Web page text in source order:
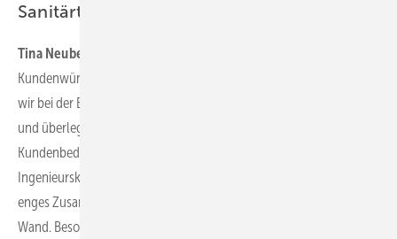
Sanitärtechnik ausgeübt?
Tina Neuber:
Kundenwünsche in Produkte zu übersetzen. Deshalb hinterfragen
wir bei der Entwicklung neuer Badprodukte stets das Bestehende
und überlegen immer, was wir besser machen können, um
Kundenbedürfnisse bestmöglich zu erfüllen. Dabei gehen
Ingenieurskunst und Designkompetenz stets Hand in Hand – ein
enges Zusammenspiel unserer Spezialisten vor und hinter der
Wand. Besonders deutlich wird der Zusammenschluss der zwei